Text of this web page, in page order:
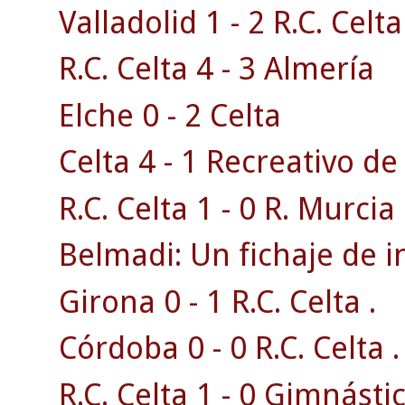
Valladolid 1 - 2 R.C. Celta
R.C. Celta 4 - 3 Almería
Elche 0 - 2 Celta
Celta 4 - 1 Recreativo
R.C. Celta 1 - 0 R. Murcia
Belmadi: Un fichaje de
Girona 0 - 1 R.C. Celta .
Córdoba 0 - 0 R.C. Celta .
R.C. Celta 1 - 0 Gimnástic